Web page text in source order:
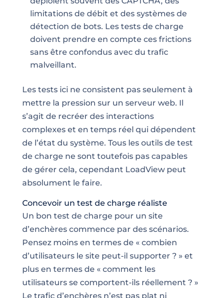
limitations de débit et des systèmes de
détection de bots. Les tests de charge
doivent prendre en compte ces frictions
sans être confondus avec du trafic
malveillant.
Les tests ici ne consistent pas seulement à
mettre la pression sur un serveur web. Il
s’agit de recréer des interactions
complexes et en temps réel qui dépendent
de l’état du système. Tous les outils de test
de charge ne sont toutefois pas capables
de gérer cela, cependant LoadView peut
absolument le faire.
Concevoir un test de charge réaliste
Un bon test de charge pour un site
d’enchères commence par des scénarios.
Pensez moins en termes de « combien
d’utilisateurs le site peut-il supporter ? » et
plus en termes de « comment les
utilisateurs se comportent-ils réellement ? »
Le trafic d’enchères n’est pas plat ni